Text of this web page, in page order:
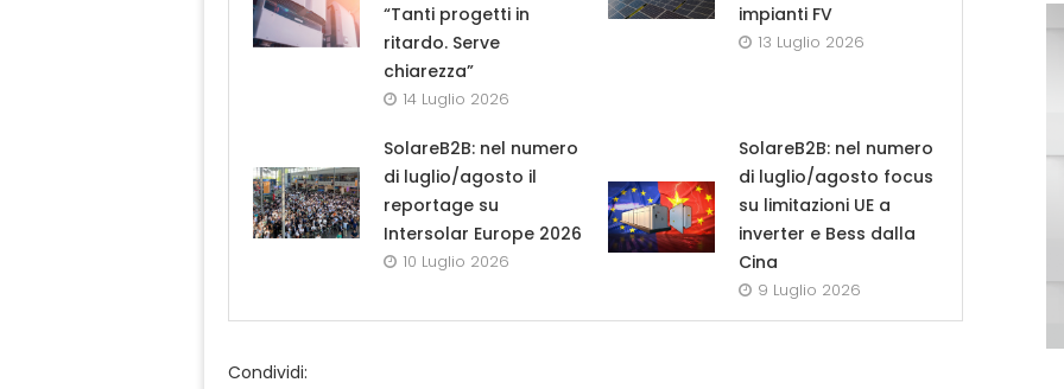
“Tanti progetti in
ritardo. Serve
chiarezza”
14 Luglio 2026
impianti FV
13 Luglio 2026
SolareB2B: nel numero
di luglio/agosto il
reportage su
Intersolar Europe 2026
10 Luglio 2026
SolareB2B: nel numero
di luglio/agosto focus
su limitazioni UE a
inverter e Bess dalla
Cina
9 Luglio 2026
Condividi: